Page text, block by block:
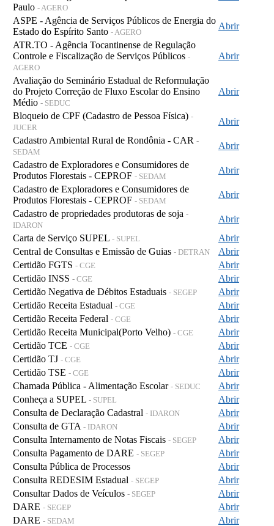
Paulo - AGERO
ASPE - Agência de Serviços Públicos de Energia do
Estado do Espírito Santo - AGERO
Abrir
ATR.TO - Agência Tocantinense de Regulação
Controle e Fiscalização de Serviços Públicos -
AGERO
Abrir
Avaliação do Seminário Estadual de Reformulação
do Projeto Correção de Fluxo Escolar do Ensino
Médio - SEDUC
Abrir
Bloqueio de CPF (Cadastro de Pessoa Física) -
JUCER
Abrir
Cadastro Ambiental Rural de Rondônia - CAR -
SEDAM
Abrir
Cadastro de Exploradores e Consumidores de
Produtos Florestais - CEPROF - SEDAM
Abrir
Cadastro de Exploradores e Consumidores de
Produtos Florestais - CEPROF - SEDAM
Abrir
Cadastro de propriedades produtoras de soja -
IDARON
Abrir
Carta de Serviço SUPEL - SUPEL
Abrir
Central de Consultas e Emissão de Guias - DETRAN
Abrir
Certidão FGTS - CGE
Abrir
Certidão INSS - CGE
Abrir
Certidão Negativa de Débitos Estaduais - SEGEP
Abrir
Certidão Receita Estadual - CGE
Abrir
Certidão Receita Federal - CGE
Abrir
Certidão Receita Municipal(Porto Velho) - CGE
Abrir
Certidão TCE - CGE
Abrir
Certidão TJ - CGE
Abrir
Certidão TSE - CGE
Abrir
Chamada Pública - Alimentação Escolar - SEDUC
Abrir
Conheça a SUPEL - SUPEL
Abrir
Consulta de Declaração Cadastral - IDARON
Abrir
Consulta de GTA - IDARON
Abrir
Consulta Internamento de Notas Fiscais - SEGEP
Abrir
Consulta Pagamento de DARE - SEGEP
Abrir
Consulta Pública de Processos
Abrir
Consulta REDESIM Estadual - SEGEP
Abrir
Consultar Dados de Veículos - SEGEP
Abrir
DARE - SEGEP
Abrir
DARE - SEDAM
Abrir